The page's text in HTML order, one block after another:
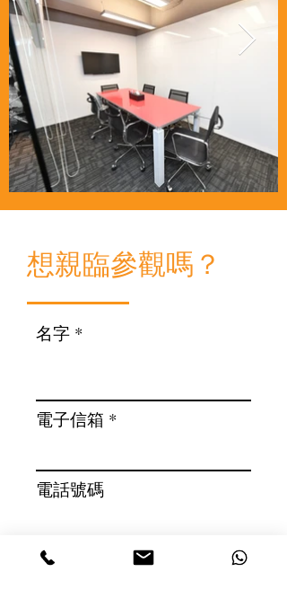
想親臨參觀嗎？
名字
電子信箱
電話號碼
訊息